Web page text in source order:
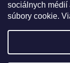
sociálnych médií
súbory cookie.
Odstúpenie od